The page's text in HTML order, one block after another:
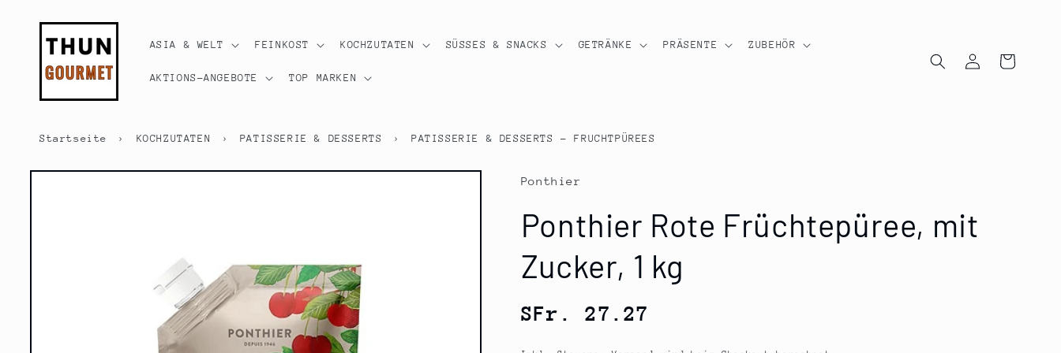
ASIA & WELT FEINKOST KOCHZUTATEN SÜSSES & SNACKS GETRÄNKE PRÄSENTE ZUBEHÖR
AKTIONS-ANGEBOTE TOP MARKEN
EinloggenWarenkorb
Startseite › KOCHZUTATEN › PATISSERIE & DESSERTS › PATISSERIE & DESSERTS - FRUCHTPÜREES
Ponthier
Ponthier Rote Früchtepüree, mit
Zucker, 1 kg
Normaler
SFr. 27.27